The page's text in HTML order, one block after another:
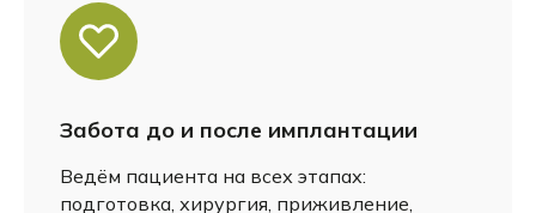
Забота до и после имплантации
Ведём пациента на всех этапах:
подготовка, хирургия, приживление,